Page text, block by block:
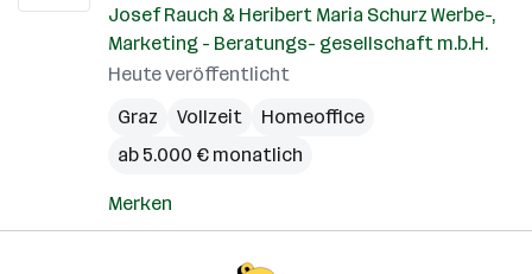
Josef Rauch & Heribert Maria Schurz Werbe-,
Marketing - Beratungs- gesellschaft m.b.H.
Heute veröffentlicht
Graz
Vollzeit
Homeoffice
ab 5.000 € monatlich
Merken